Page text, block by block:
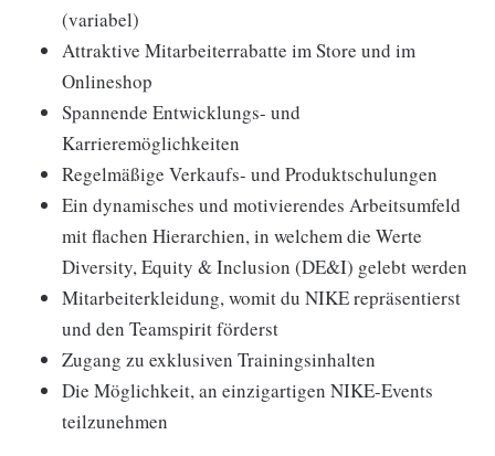
(variabel)
Attraktive Mitarbeiterrabatte im Store und im
Onlineshop
Spannende Entwicklungs- und
Karrieremöglichkeiten
Regelmäßige Verkaufs- und Produktschulungen
Ein dynamisches und motivierendes Arbeitsumfeld
mit flachen Hierarchien, in welchem die Werte
Diversity, Equity & Inclusion (DE&I) gelebt werden
Mitarbeiterkleidung, womit du NIKE repräsentierst
und den Teamspirit förderst
Zugang zu exklusiven Trainingsinhalten
Die Möglichkeit, an einzigartigen NIKE-Events
teilzunehmen